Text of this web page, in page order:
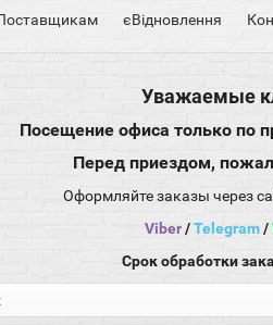
єВідновлення
Уважаемые
Посещение офиса только по
Перед приездом,
Оформляйте заказы через
Viber/Telegram/
Срок обработки